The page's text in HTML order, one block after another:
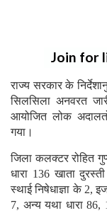
Join for
राज्य सरकार के
सिलसिला अनवरत
आयोजित लोक
गया।
जिला कलक्टर रोहित
धारा 136 खाता
स्थाई निषेधाज्ञा के 2,
7, अन्य यथा धारा 86,